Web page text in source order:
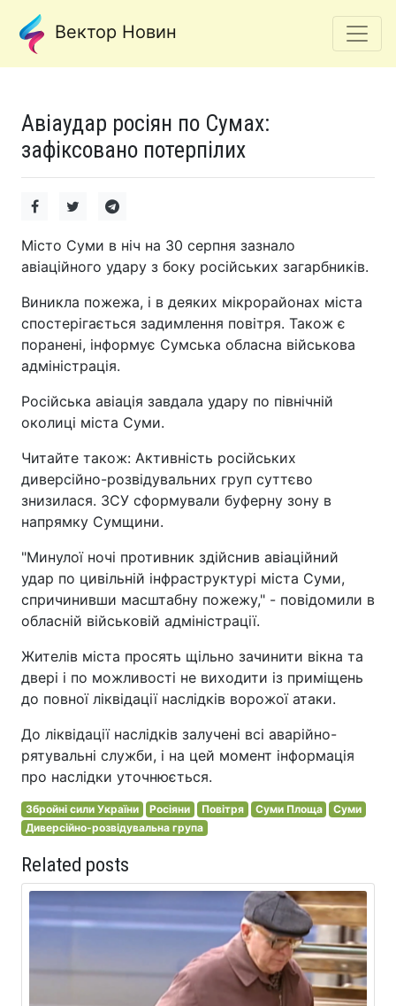
Вектор Новин
Авіаудар росіян по Сумах:
зафіксовано потерпілих
Місто Суми в ніч на 30 серпня зазнало
авіаційного удару з боку російських загарбників.
Виникла пожежа, і в деяких мікрорайонах міста
спостерігається задимлення повітря. Також є
поранені, інформує Сумська обласна військова
адміністрація.
Російська авіація завдала удару по північній
околиці міста Суми.
Читайте також: Активність російських
диверсійно-розвідувальних груп суттєво
знизилася. ЗСУ сформували буферну зону в
напрямку Сумщини.
"Минулої ночі противник здійснив авіаційний
удар по цивільній інфраструктурі міста Суми,
спричинивши масштабну пожежу," - повідомили в
обласній військовій адміністрації.
Жителів міста просять щільно зачинити вікна та
двері і по можливості не виходити із приміщень
до повної ліквідації наслідків ворожої атаки.
До ліквідації наслідків залучені всі аварійно-
рятувальні служби, і на цей момент інформація
про наслідки уточнюється.
Збройні сили України Росіяни Повітря Суми Площа
Суми
Диверсійно-розвідувальна група
Related posts